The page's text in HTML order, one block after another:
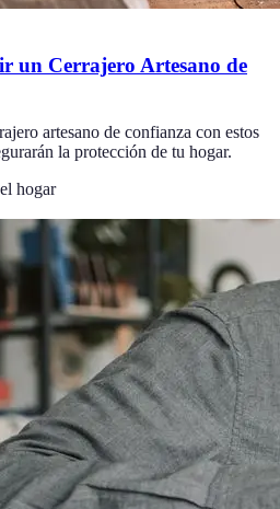
un Cerrajero Artesano de
artesano de confianza con estos
la protección de tu hogar.
hogar